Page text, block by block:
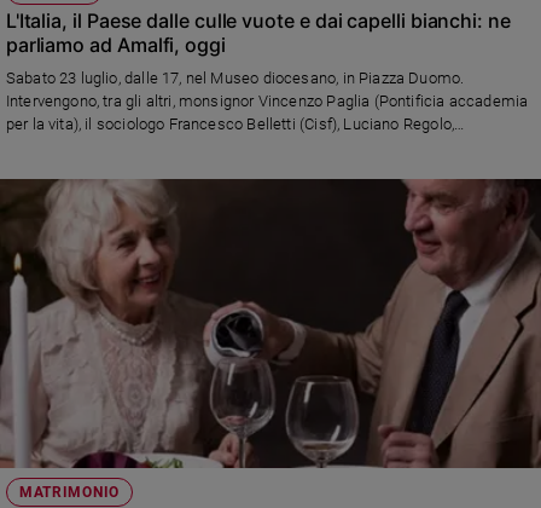
L'Italia, il Paese dalle culle vuote e dai capelli bianchi: ne
parliamo ad Amalfi, oggi
Sabato 23 luglio, dalle 17, nel Museo diocesano, in Piazza Duomo.
Intervengono, tra gli altri, monsignor Vincenzo Paglia (Pontificia accademia
per la vita), il sociologo Francesco Belletti (Cisf), Luciano Regolo,
mondiale dei nonni e degli anziani. E in occasione dei 90 anni del nostro
giornale. Diretta Facebook sull'account di Famiglia Cristiana
MATRIMONIO